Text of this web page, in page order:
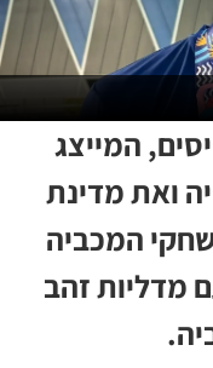
המייצג
ואת מדינת
המכביה
מדליות זהב